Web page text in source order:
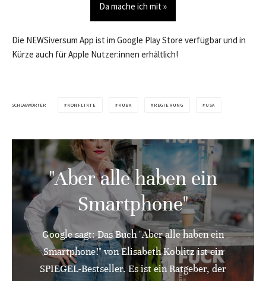
Da mache ich mit »
Die NEWSiversum App ist im Google Play Store verfügbar und in
Kürze auch für Apple Nutzer:innen erhältlich!
SCHLAGWÖRTER KONFLIKTE KUBA REGIERUNG USA
"Aber alle haben ein
Smartphone"
Google sagt: Das Buch "Aber alle haben ein
Smartphone!" von Elisabeth Koblitz ist ein
SPIEGEL-Bestseller. Es ist ein Ratgeber, der